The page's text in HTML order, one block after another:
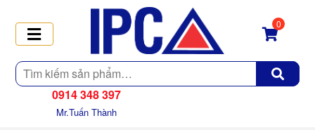
Tìm
kiếm
0
0914 348 397
Mr.Tuấn Thành